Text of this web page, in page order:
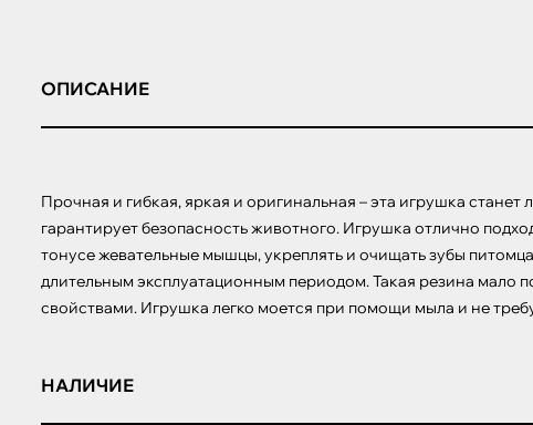
ОПИСАНИЕ
Прочная и гибкая, яркая и оригинальная – эта игрушка
гарантирует безопасность животного. Игрушка отлично
тонусе жевательные мышцы, укреплять и очищать зубы
длительным эксплуатационным периодом. Такая резина мало
свойствами. Игрушка легко моется при помощи мыла и не
НАЛИЧИЕ